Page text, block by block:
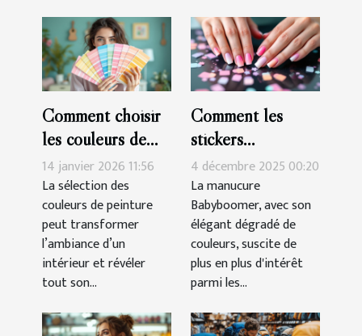
Comment choisir
les couleurs de
peinture pour
harmoniser votre
espace ?
14 janvier 2026 11:56
La sélection des
couleurs de peinture
peut transformer
l’ambiance d’un
intérieur et révéler
tout son...
Comment les
stickers
simplifient-ils la
réalisation d'une
manucure
Babyboomer ?
4 décembre 2025 00:20
La manucure
Babyboomer, avec son
élégant dégradé de
couleurs, suscite de
plus en plus d'intérêt
parmi les...